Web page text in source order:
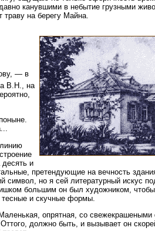
канувшими в небытие грузными
на берегу Майна.
— в
В.Н., на
и
претендующие на вечность
символ, но я сей литературный искус
большим он был художником, чтобы
и скучные формы.
опрятная, со свежекрашеными
должно быть, и вызывает он